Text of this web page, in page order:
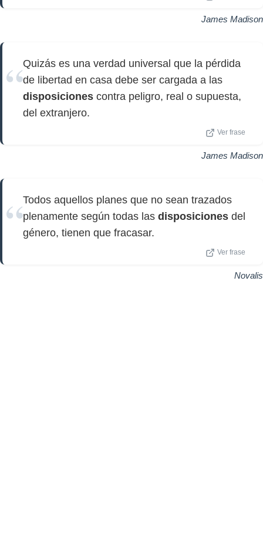
James Madison
Quizás es una verdad universal que la pérdida
de libertad en casa debe ser cargada a las
disposiciones contra peligro, real o supuesta,
del extranjero.
Ver frase
James Madison
Todos aquellos planes que no sean trazados
plenamente según todas las disposiciones del
género, tienen que fracasar.
Ver frase
Novalis